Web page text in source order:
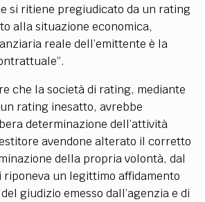
si ritiene pregiudicato da un rating
alla situazione economica,
reale dell’emittente è la
che la società di rating, mediante
un rating inesatto, avrebbe
determinazione dell’attività
avendone alterato il corretto
della propria volontà, dal
riponeva un legittimo affidamento
giudizio emesso dall’agenzia e di